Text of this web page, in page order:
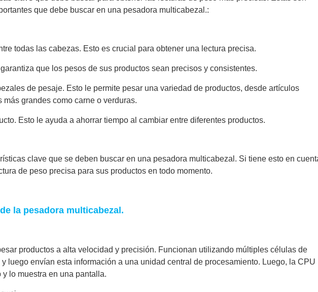
que debe buscar en una pesadora multicabezal.:
todas las cabezas. Esto es crucial para obtener una lectura precisa.
que los pesos de sus productos sean precisos y consistentes.
de pesaje. Esto le permite pesar una variedad de productos, desde artículos
grandes como carne o verduras.
Esto le ayuda a ahorrar tiempo al cambiar entre diferentes productos.
clave que se deben buscar en una pesadora multicabezal. Si tiene esto en
de peso precisa para sus productos en todo momento.
la pesadora multicabezal.
productos a alta velocidad y precisión. Funcionan utilizando múltiples células de
luego envían esta información a una unidad central de procesamiento. Luego, la CPU
lo muestra en una pantalla.